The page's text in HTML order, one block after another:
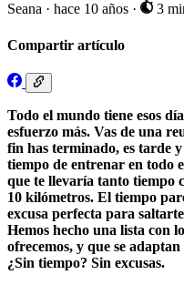
Seana · hace 10 años · 3
Compartir artículo
Todo el mundo tiene esos
esfuerzo más. Vas de una
fin has terminado, es tarde
tiempo de entrenar en todo
que te llevaría tanto tiempo
10 kilómetros. El tiempo
excusa perfecta para
Hemos hecho una lista con
ofrecemos, y que se
¿Sin tiempo? Sin excusas.